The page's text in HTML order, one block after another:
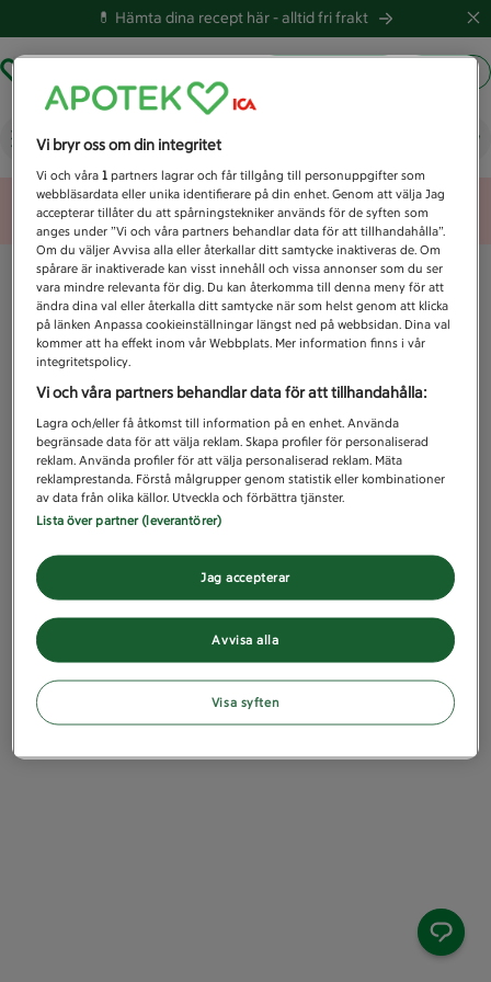
💊 Hämta dina recept här -alltid fri frakt
Vad letar du efter idag?
Unknown error
Vi bryr oss om din integritet
Vi och våra1 partners lagrar och får tillgång till personuppgifter som
webbläsardata eller unika identifierare på din enhet. Genom att välja Jag
accepterar tillåter du att spårningstekniker används för de syften som
anges under ”Vi och våra partners behandlar data för att tillhandahålla”.
Om du väljer Avvisa alla eller återkallar ditt samtycke inaktiveras de. Om
spårare är inaktiverade kan visst innehåll och vissa annonser som du ser
vara mindre relevanta för dig. Du kan återkomma till denna meny för att
ändra dina val eller återkalla ditt samtycke när som helst genom att klicka
på länken Anpassa cookieinställningar längst ned på webbsidan. Dina val
kommer att ha effekt inom vår Webbplats. Mer information finns i vår
integritetspolicy.
Vi och våra partners behandlar data för att tillhandahålla:
Lagra och/eller få åtkomst till information på en enhet. Använda
begränsade data för att välja reklam. Skapa profiler för personaliserad
reklam. Använda profiler för att välja personaliserad reklam. Mäta
reklamprestanda. Förstå målgrupper genom statistik eller kombinationer
av data från olika källor. Utveckla och förbättra tjänster.
Lista över partner (leverantörer)
Avvisa alla
Jag accepterar
Visa syften